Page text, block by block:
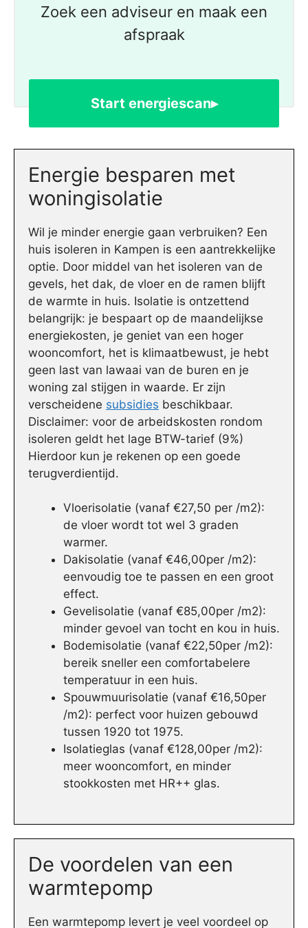
Zoek een adviseur en maak een
afspraak
Start energiescan▸
Energie besparen met
woningisolatie
Wil je minder energie gaan verbruiken? Een
huis isoleren in Kampen is een aantrekkelijke
optie. Door middel van het isoleren van de
gevels, het dak, de vloer en de ramen blijft
de warmte in huis. Isolatie is ontzettend
belangrijk: je bespaart op de maandelijkse
energiekosten, je geniet van een hoger
wooncomfort, het is klimaatbewust, je hebt
geen last van lawaai van de buren en je
woning zal stijgen in waarde. Er zijn
verscheidene subsidies beschikbaar.
Disclaimer: voor de arbeidskosten rondom
isoleren geldt het lage BTW-tarief (9%)
Hierdoor kun je rekenen op een goede
terugverdientijd.
Vloerisolatie (vanaf €27,50 per /m2):
de vloer wordt tot wel 3 graden
warmer.
Dakisolatie (vanaf €46,00per /m2):
eenvoudig toe te passen en een groot
effect.
Gevelisolatie (vanaf €85,00per /m2):
minder gevoel van tocht en kou in huis.
Bodemisolatie (vanaf €22,50per /m2):
bereik sneller een comfortabelere
temperatuur in een huis.
Spouwmuurisolatie (vanaf €16,50per
/m2): perfect voor huizen gebouwd
tussen 1920 tot 1975.
Isolatieglas (vanaf €128,00per /m2):
meer wooncomfort, en minder
stookkosten met HR++ glas.
De voordelen van een
warmtepomp
Een warmtepomp levert je veel voordeel op